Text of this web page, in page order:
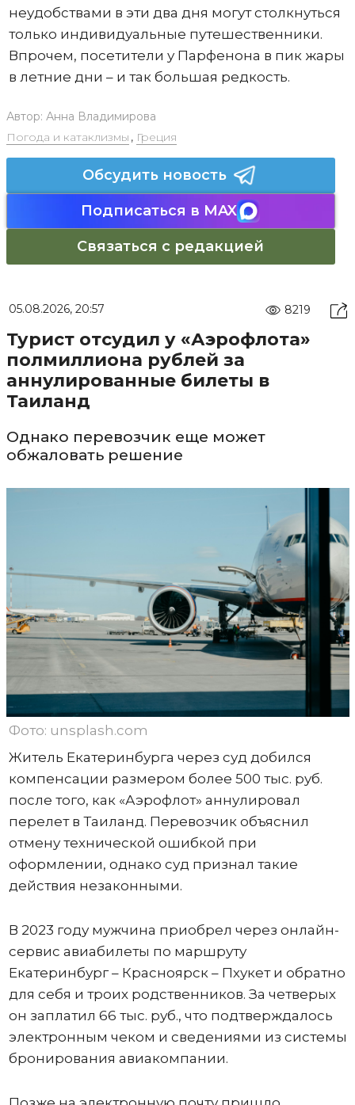
неудобствами в эти два дня могут столкнуться
только индивидуальные путешественники.
Впрочем, посетители у Парфенона в пик жары
в летние дни – и так большая редкость.
Автор: Анна Владимирова
Погода и катаклизмы , Греция
Обсудить новость
Подписаться в MAX
Связаться с редакцией
05.08.2026, 20:57 8219
Турист отсудил у «Аэрофлота»
полмиллиона рублей за
аннулированные билеты в
Таиланд
Однако перевозчик еще может
обжаловать решение
Фото: unsplash.com
Житель Екатеринбурга через суд добился
компенсации размером более 500 тыс. руб.
после того, как «Аэрофлот» аннулировал
перелет в Таиланд. Перевозчик объяснил
отмену технической ошибкой при
оформлении, однако суд признал такие
действия незаконными.
В 2023 году мужчина приобрел через онлайн-
сервис авиабилеты по маршруту
Екатеринбург – Красноярск – Пхукет и обратно
для себя и троих родственников. За четверых
он заплатил 66 тыс. руб., что подтверждалось
электронным чеком и сведениями из системы
бронирования авиакомпании.